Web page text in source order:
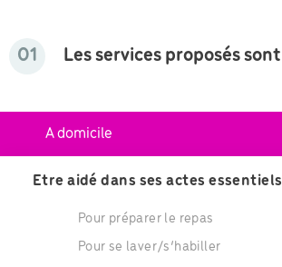
01 Les services proposés sont
A domicile
Etre aidé dans ses actes essentiels
Pour préparer le repas
Pour se laver/s’habiller